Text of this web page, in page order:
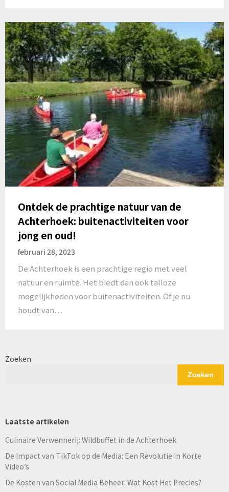
Ontdek de prachtige natuur van de
Achterhoek: buitenactiviteiten voor
jong en oud!
februari 28, 2023
De Achterhoek is een prachtige regio met veel
natuur en ruimte. Het biedt dan ook talloze
mogelijkheden voor buitenactiviteiten. Of je nu
houdt van…
Zoeken
Zoeken
Laatste artikelen
Culinaire Verwennerij: Wildbuffet in de Achterhoek
De Impact van TikTok op de Media: Een Revolutie in Korte
Video’s
De Kosten van Social Media Beheer: Wat Kost Het Precies?